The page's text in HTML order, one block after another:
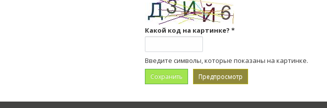
Какой код на картинке? *
Введите символы, которые показаны на картинке.